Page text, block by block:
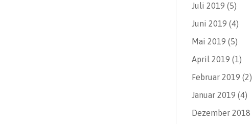
Juli 2019 (5)
Juni 2019 (4)
Mai 2019 (5)
April 2019 (1)
Februar 2019 (2)
Januar 2019 (4)
Dezember 2018